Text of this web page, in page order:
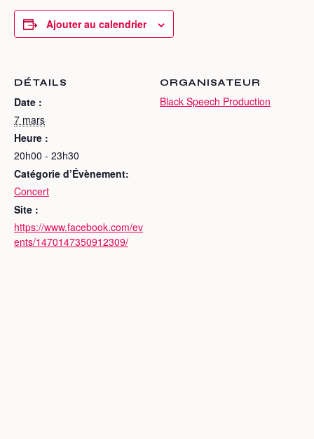
Ajouter au calendrier
DÉTAILS
Date :
7 mars
Heure :
20h00 - 23h30
Catégorie d’Évènement:
Concert
Site :
https://www.facebook.com/ev
ents/1470147350912309/
ORGANISATEUR
Black Speech Production